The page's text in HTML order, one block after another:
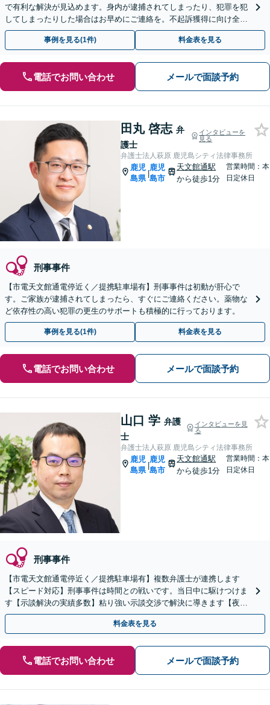
で有利な解決が見込めます。身内が逮捕されてしまったり、犯罪を犯
してしまったりした場合はお早めにご連絡を。不起訴獲得に向け全力
で弁護します。
事例を見る(1件) 料金表を見る
電話でお問い合わせ メールで面談予約
田丸 啓志 弁
護士
インタビューを
見る
弁護士法人萩原 鹿児島シティ法律事務所
鹿児
島県
|
鹿児
島市
天文館通駅
から徒歩1分
営業時間：本
日定休日
刑事事件
【市電天文館通電停近く／提携駐車場有】刑事事件は初動が肝心で
す。ご家族が逮捕されてしまったら、すぐにご連絡ください。薬物な
ど依存性の高い犯罪の更生のサポートも積極的に行っております。
事例を見る(1件) 料金表を見る
電話でお問い合わせ メールで面談予約
山口 学 弁護
士
インタビューを見
る
弁護士法人萩原 鹿児島シティ法律事務所
鹿児
島県
|
鹿児
島市
天文館通駅
から徒歩1分
営業時間：本
日定休日
刑事事件
【市電天文館通電停近く／提携駐車場有】複数弁護士が連携します
【スピード対応】刑事事件は時間との戦いです。当日中に駆けつけま
す【示談解決の実績多数】粘り強い示談交渉で解決に導きます【夜
間・休日のご相談可能】
料金表を見る
電話でお問い合わせ メールで面談予約